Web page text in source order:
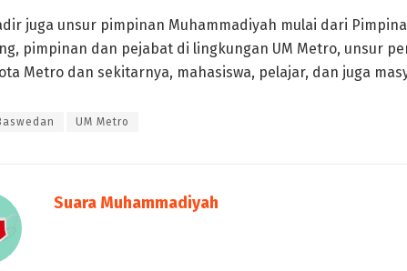
juga unsur pimpinan Muhammadiyah mulai dari
pimpinan dan pejabat di lingkungan UM Metro, unsur
Metro dan sekitarnya, mahasiswa, pelajar, dan juga
UM Metro
Suara Muhammadiyah